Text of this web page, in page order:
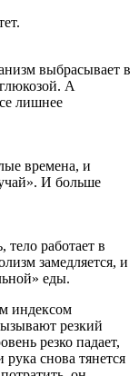
выбрасывает в
А
лишнее
времена, и
И больше
тело работает в
замедляется, и
еды.
индексом
резкий
резко падает,
снова тянется